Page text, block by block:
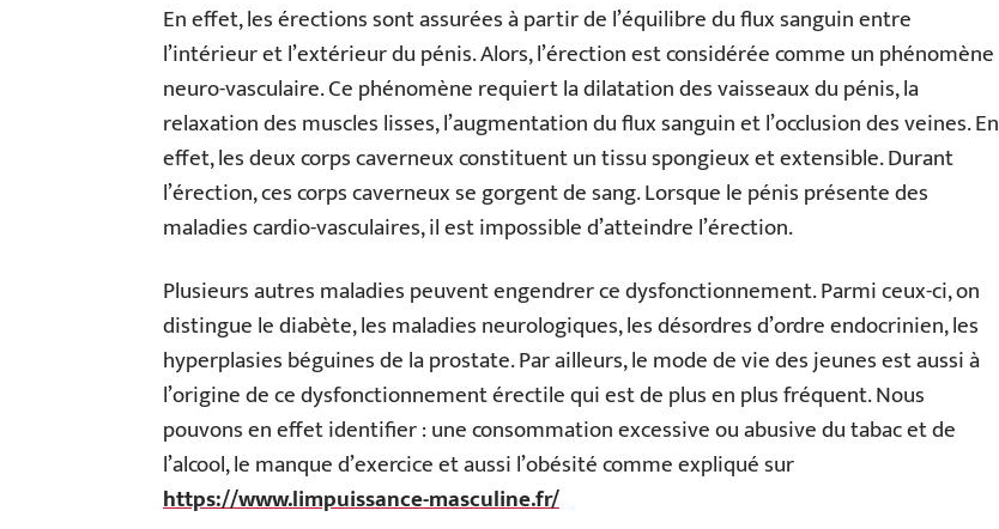
En effet, les érections sont assurées à partir de l’équilibre du flux sanguin entre
l’intérieur et l’extérieur du pénis. Alors, l’érection est considérée comme un phénomène
neuro-vasculaire. Ce phénomène requiert la dilatation des vaisseaux du pénis, la
relaxation des muscles lisses, l’augmentation du flux sanguin et l’occlusion des veines. En
effet, les deux corps caverneux constituent un tissu spongieux et extensible. Durant
l’érection, ces corps caverneux se gorgent de sang. Lorsque le pénis présente des
maladies cardio-vasculaires, il est impossible d’atteindre l’érection.
Plusieurs autres maladies peuvent engendrer ce dysfonctionnement. Parmi ceux-ci, on
distingue le diabète, les maladies neurologiques, les désordres d’ordre endocrinien, les
hyperplasies béguines de la prostate. Par ailleurs, le mode de vie des jeunes est aussi à
l’origine de ce dysfonctionnement érectile qui est de plus en plus fréquent. Nous
pouvons en effet identifier : une consommation excessive ou abusive du tabac et de
l’alcool, le manque d’exercice et aussi l’obésité comme expliqué sur
https://www.limpuissance-masculine.fr/